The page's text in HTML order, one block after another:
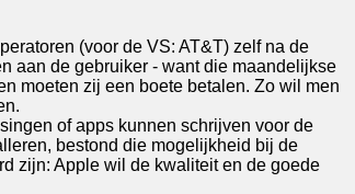
(voor de VS: AT&T) zelf na de
aan de gebruiker - want die maandelijkse
moeten zij een boete betalen. Zo wil men
of apps kunnen schrijven voor de
bestond die mogelijkheid bij de
zijn: Apple wil de kwaliteit en de goede